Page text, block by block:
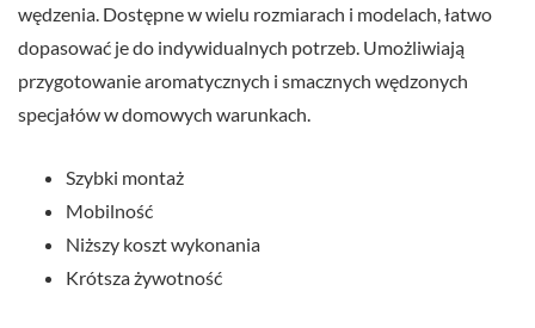
wędzenia. Dostępne w wielu rozmiarach i modelach, łatwo
dopasować je do indywidualnych potrzeb. Umożliwiają
przygotowanie aromatycznych i smacznych wędzonych
specjałów w domowych warunkach.
Szybki montaż
Mobilność
Niższy koszt wykonania
Krótsza żywotność